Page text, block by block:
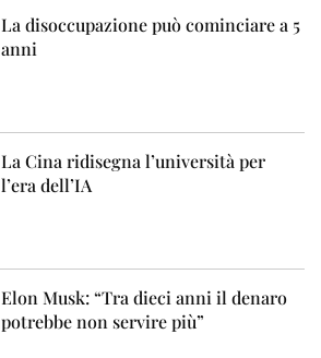
La disoccupazione può cominciare a 5
anni
La Cina ridisegna l’università per
l’era dell’IA
Elon Musk: “Tra dieci anni il denaro
potrebbe non servire più”